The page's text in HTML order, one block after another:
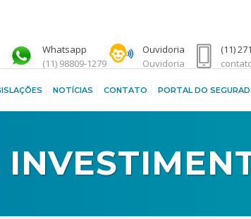
Whatsapp
(11) 98809-1279
Ouvidoria
Ouvidoria
(11)
NOTÍCIAS CONTATO PORTAL DO